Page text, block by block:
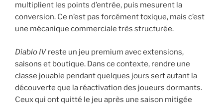
multiplient les points d’entrée, puis mesurent la
conversion. Ce n’est pas forcément toxique, mais c’est
une mécanique commerciale très structurée.
Diablo IV reste un jeu premium avec extensions,
saisons et boutique. Dans ce contexte, rendre une
classe jouable pendant quelques jours sert autant la
découverte que la réactivation des joueurs dormants.
Ceux qui ont quitté le jeu après une saison mitigée